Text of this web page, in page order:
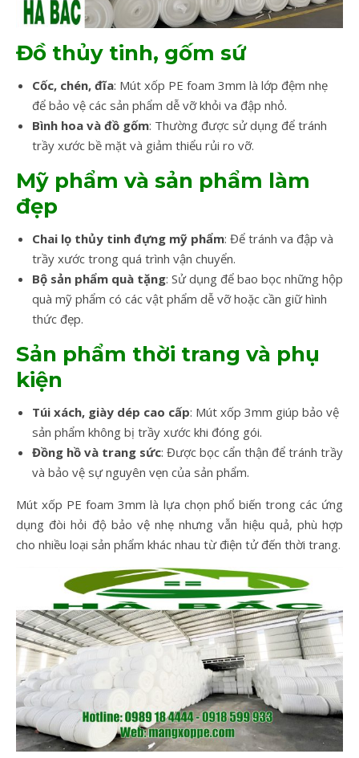
Đồ thủy tinh, gốm sứ
Cốc, chén, đĩa: Mút xốp PE foam 3mm là lớp đệm nhẹ
để bảo vệ các sản phẩm dễ vỡ khỏi va đập nhỏ.
Bình hoa và đồ gốm: Thường được sử dụng để tránh
trầy xước bề mặt và giảm thiểu rủi ro vỡ.
Mỹ phẩm và sản phẩm làm
đẹp
Chai lọ thủy tinh đựng mỹ phẩm: Để tránh va đập và
trầy xước trong quá trình vận chuyển.
Bộ sản phẩm quà tặng: Sử dụng để bao bọc những hộp
quà mỹ phẩm có các vật phẩm dễ vỡ hoặc cần giữ hình
thức đẹp.
Sản phẩm thời trang và phụ
kiện
Túi xách, giày dép cao cấp: Mút xốp 3mm giúp bảo vệ
sản phẩm không bị trầy xước khi đóng gói.
Đồng hồ và trang sức: Được bọc cẩn thận để tránh trầy
và bảo vệ sự nguyên vẹn của sản phẩm.
Mút xốp PE foam 3mm là lựa chọn phổ biến trong các ứng
dụng đòi hỏi độ bảo vệ nhẹ nhưng vẫn hiệu quả, phù hợp
cho nhiều loại sản phẩm khác nhau từ điện tử đến thời trang.